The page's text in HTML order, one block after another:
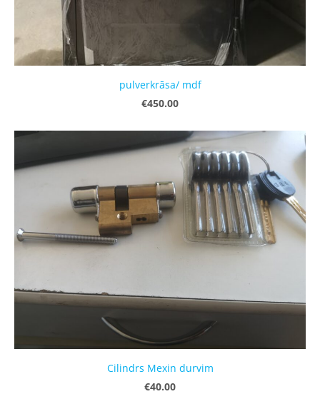
pulverkrāsa/ mdf
€450.00
Cilindrs Mexin durvim
€40.00